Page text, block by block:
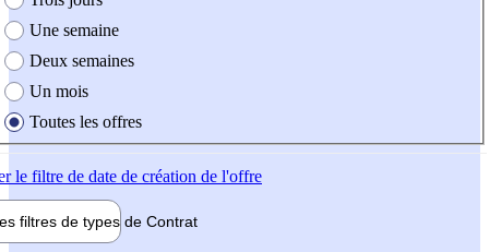
Une semaine
Deux semaines
Un mois
Toutes les offres
le filtre de date de création de l'offre
filtres de types de Contrat